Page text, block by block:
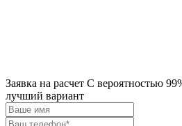
Заявка на расчет С вероятностью
лучший вариант